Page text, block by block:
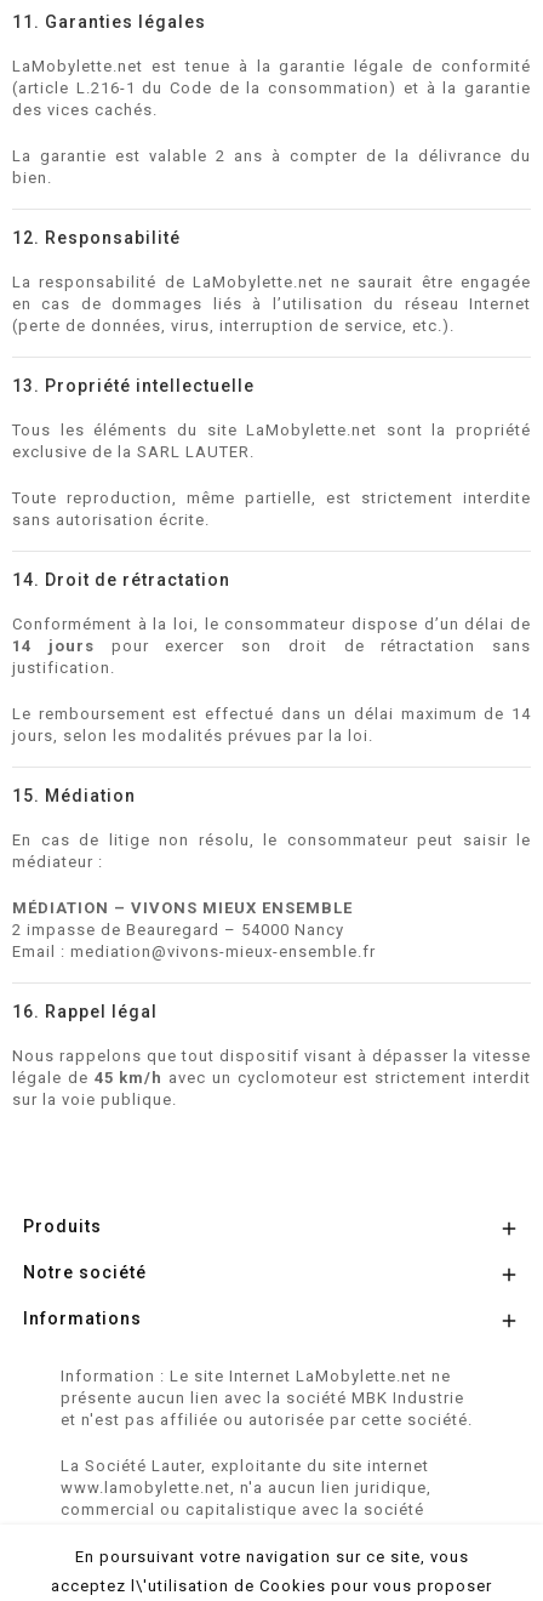
11. Garanties légales
LaMobylette.net est tenue à la garantie légale de conformité
(article L.216-1 du Code de la consommation) et à la garantie
des vices cachés.
La garantie est valable 2 ans à compter de la délivrance du
bien.
12. Responsabilité
La responsabilité de LaMobylette.net ne saurait être engagée
en cas de dommages liés à l’utilisation du réseau Internet
(perte de données, virus, interruption de service, etc.).
13. Propriété intellectuelle
Tous les éléments du site LaMobylette.net sont la propriété
exclusive de la SARL LAUTER.
Toute reproduction, même partielle, est strictement interdite
sans autorisation écrite.
14. Droit de rétractation
Conformément à la loi, le consommateur dispose d’un délai de
14 jours pour exercer son droit de rétractation sans
justification.
Le remboursement est effectué dans un délai maximum de 14
jours, selon les modalités prévues par la loi.
15. Médiation
En cas de litige non résolu, le consommateur peut saisir le
médiateur :
MÉDIATION – VIVONS MIEUX ENSEMBLE
2 impasse de Beauregard – 54000 Nancy
Email : mediation@vivons-mieux-ensemble.fr
16. Rappel légal
Nous rappelons que tout dispositif visant à dépasser la vitesse
légale de 45 km/h avec un cyclomoteur est strictement interdit
sur la voie publique.
Produits 
Notre société 
Informations 
Information : Le site Internet LaMobylette.net ne
présente aucun lien avec la société MBK Industrie
et n'est pas affiliée ou autorisée par cette société.
La Société Lauter, exploitante du site internet
www.lamobylette.net, n'a aucun lien juridique,
commercial ou capitalistique avec la société
marques SOLEX, VELOSOLEX, SOLEXINE et E-
En poursuivant votre navigation sur ce site, vous
acceptez l\'utilisation de Cookies pour vous proposer